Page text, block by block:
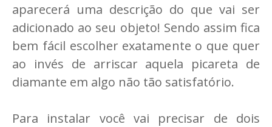
aparecerá uma descrição do que vai ser
adicionado ao seu objeto! Sendo assim fica
bem fácil escolher exatamente o que quer
ao invés de arriscar aquela picareta de
diamante em algo não tão satisfatório.
Para instalar você vai precisar de dois